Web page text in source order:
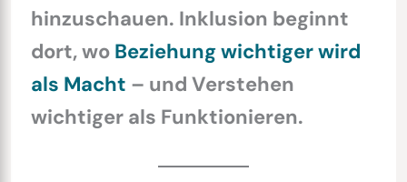
hinzuschauen. Inklusion beginnt
dort, wo Beziehung wichtiger wird
als Macht – und Verstehen
wichtiger als Funktionieren.